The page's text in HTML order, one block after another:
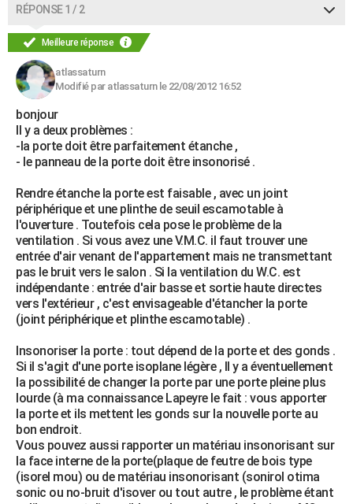
COPAINS D'AVANT
S'inscrire
Se connecter
Lycées
Collèges
Primaires
Universités
Entreprises
Service militaire
Avis de recherche
AVIS DE DÉCÈS
FORUM
Bricolage
Lifestyle
Culture
Sport
Auto
Television
Voyage
Cinema
RÉPONSE 1 / 2
Meilleure réponse
atlassaturn
Modifié par atlassaturn le 22/08/2012 16:52
bonjour
Il y a deux problèmes :
-la porte doit être parfaitement étanche ,
- le panneau de la porte doit être insonorisé .
Rendre étanche la porte est faisable , avec un joint
périphérique et une plinthe de seuil escamotable à
l'ouverture . Toutefois cela pose le problème de la
ventilation . Si vous avez une V.M.C. il faut trouver une
entrée d'air venant de l'appartement mais ne transmettant
pas le bruit vers le salon . Si la ventilation du W.C. est
indépendante : entrée d'air basse et sortie haute directes
vers l'extérieur , c'est envisageable d'étancher la porte
(joint périphérique et plinthe escamotable) .
Insonoriser la porte : tout dépend de la porte et des gonds .
Si il s'agit d'une porte isoplane légère , Il y a éventuellement
la possibilité de changer la porte par une porte pleine plus
lourde (à ma connaissance Lapeyre le fait : vous apporter
la porte et ils mettent les gonds sur la nouvelle porte au
bon endroit.
Vous pouvez aussi rapporter un matériau insonorisant sur
la face interne de la porte(plaque de feutre de bois type
(isorel mou) ou de matériau insonorisant (sonirol otima
sonic ou no-bruit d'isover ou tout autre , le problème étant